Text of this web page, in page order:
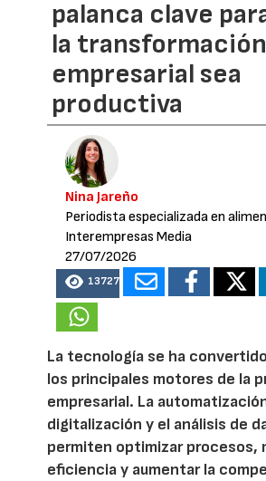
palanca clave
la transformación
empresarial sea
productiva
Nina Jareño
Periodista especializada en
Interempresas Media
27/07/2026
13727
La tecnología se ha
los principales motores de la
empresarial. La
digitalización y el análisis de
permiten optimizar procesos,
eficiencia y aumentar la